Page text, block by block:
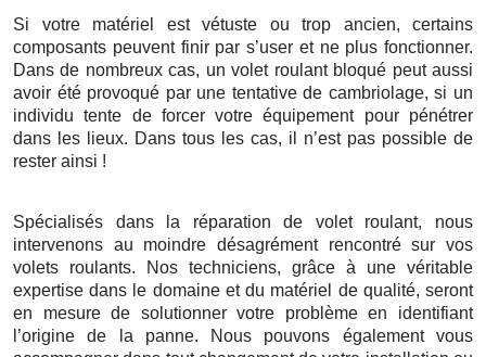
Si votre matériel est vétuste ou trop ancien, certains
composants peuvent finir par s’user et ne plus fonctionner.
Dans de nombreux cas, un volet roulant bloqué peut aussi
avoir été provoqué par une tentative de cambriolage, si un
individu tente de forcer votre équipement pour pénétrer
dans les lieux. Dans tous les cas, il n’est pas possible de
rester ainsi !
Spécialisés dans la réparation de volet roulant, nous
intervenons au moindre désagrément rencontré sur vos
volets roulants. Nos techniciens, grâce à une véritable
expertise dans le domaine et du matériel de qualité, seront
en mesure de solutionner votre problème en identifiant
l’origine de la panne. Nous pouvons également vous